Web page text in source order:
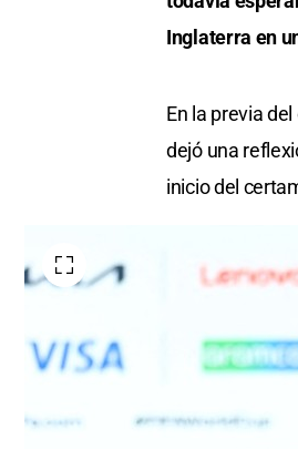
Inglaterra en
En la previa
dejó una
inicio del